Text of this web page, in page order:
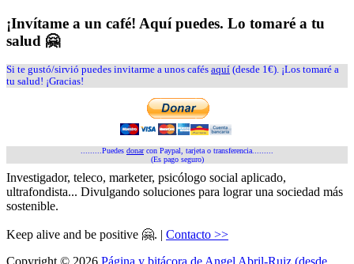
¡Invítame a un café! Aquí puedes. Lo tomaré a tu
salud 🤗
Si te gustó/sirvió puedes invitarme a unos cafés aquí (desde 1€). ¡Los tomaré a
tu salud! ¡Gracias!
.........Puedes donarcon Paypal, tarjeta o transferencia.........
(Es pago seguro)
Investigador, teleco, marketer, psicólogo social aplicado,
ultrafondista... Divulgando soluciones para lograr una sociedad más
sostenible.
Keep alive and be positive 🤗. | Contacto >>